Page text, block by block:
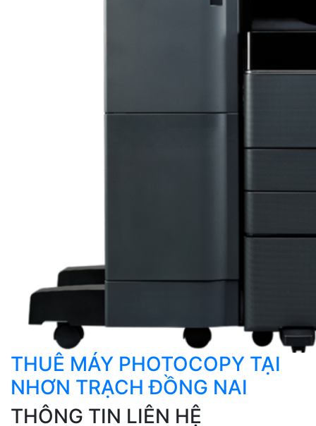
THUÊ MÁY PHOTOCOPY TẠI
NHƠN TRẠCH ĐỒNG NAI
THÔNG TIN LIÊN HỆ